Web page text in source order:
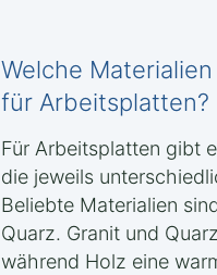
Welche
für Arbeitsplatten?
Für Arbeitsplatten gibt
die jeweils
Beliebte Materialien
Quarz. Granit und
während Holz eine